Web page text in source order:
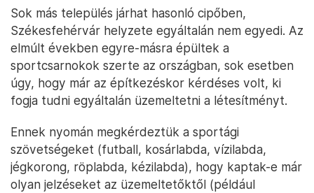
Sok más település járhat hasonló cipőben,
Székesfehérvár helyzete egyáltalán nem egyedi. Az
elmúlt években egyre-másra épültek a
sportcsarnokok szerte az országban, sok esetben
úgy, hogy már az építkezéskor kérdéses volt, ki
fogja tudni egyáltalán üzemeltetni a létesítményt.
Ennek nyomán megkérdeztük a sportági
szövetségeket (futball, kosárlabda, vízilabda,
jégkorong, röplabda, kézilabda), hogy kaptak-e már
olyan jelzéseket az üzemeltetőktől (például